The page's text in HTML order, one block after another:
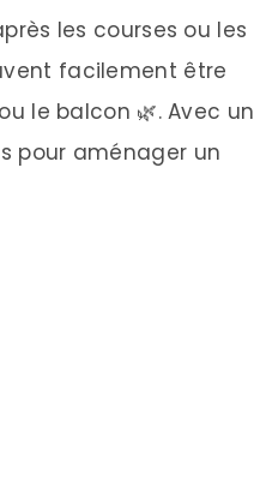
les courses ou les
facilement être
le balcon 🌿. Avec un
pour aménager un